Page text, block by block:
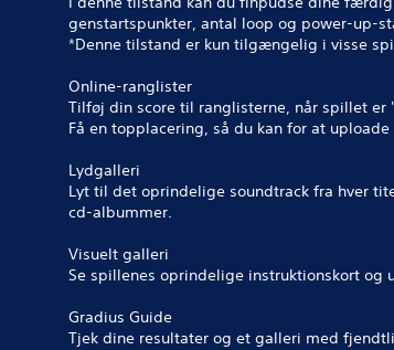
genstartspunkter, antal loop og power-up-
*Denne tilstand er kun tilgængelig i visse
Online-ranglister
Tilføj din score til ranglisterne, når spillet er
Få en topplacering, så du kan for at
Lydgalleri
Lyt til det oprindelige soundtrack fra hver
cd-albummer.
Visuelt galleri
Se spillenes oprindelige instruktionskort og
Gradius Guide
Tjek dine resultater og et galleri med